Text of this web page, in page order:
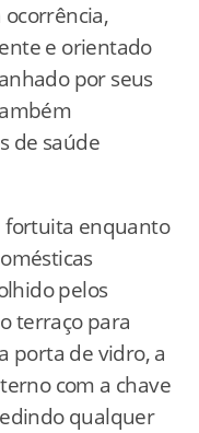
e orientado
por seus
de saúde
fortuita enquanto
pelos
terraço para
porta de vidro, a
com a chave
qualquer